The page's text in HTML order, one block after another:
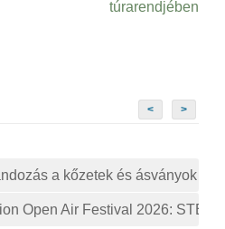
túrarendjében
< >
a kőzetek és ásványok
Open Air Festival 2026: